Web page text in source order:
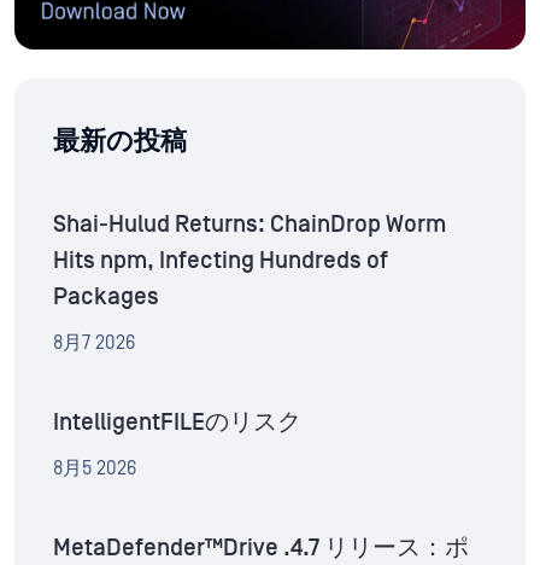
最新の投稿
Shai-Hulud Returns: ChainDrop Worm
Hits npm, Infecting Hundreds of
Packages
8月7 2026
IntelligentFILEのリスク
8月5 2026
MetaDefender™Drive .4.7 リリース：ポ